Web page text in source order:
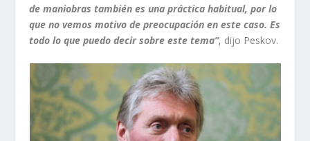
de maniobras también es una práctica habitual, por lo
que no vemos motivo de preocupación en este caso. Es
todo lo que puedo decir sobre este tema”, dijo Peskov.